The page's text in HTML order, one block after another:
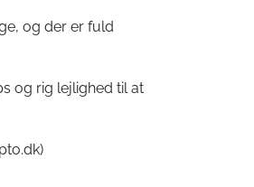
og der er fuld
og rig lejlighed til at